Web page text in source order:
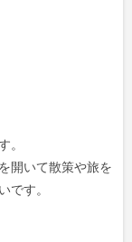
。
開いて散策や旅を
です。